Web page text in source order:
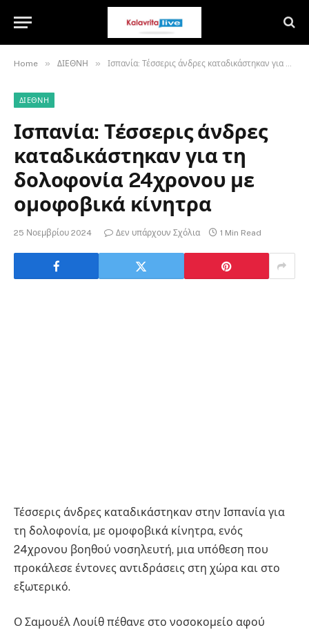
Home » ΔΙΕΘΝΗ » Ισπανία: Τέσσερις άνδρες καταδικάστηκαν για τη δολοφονία 24χρονου με ομοφοβικά κίνητρα
ΔΙΕΘΝΗ
Ισπανία: Τέσσερις άνδρες
καταδικάστηκαν για τη
δολοφονία 24χρονου με
ομοφοβικά κίνητρα
25 Νοεμβρίου 2024 Δεν υπάρχουν Σχόλια 1 Min Read
Τέσσερις άνδρες καταδικάστηκαν στην Ισπανία για
τη δολοφονία, με ομοφοβικά κίνητρα, ενός
24χρονου βοηθού νοσηλευτή, μια υπόθεση που
προκάλεσε έντονες αντιδράσεις στη χώρα και στο
εξωτερικό.
Ο Σαμουέλ Λουίθ πέθανε στο νοσοκομείο αφού